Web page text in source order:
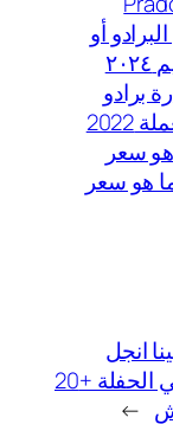
أو
برادو
سعر
هو سعر
انجل
ويوسف خليل في الحفلة +20
→